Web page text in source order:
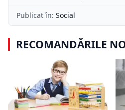
Publicat în: Social
RECOMANDĂRILE